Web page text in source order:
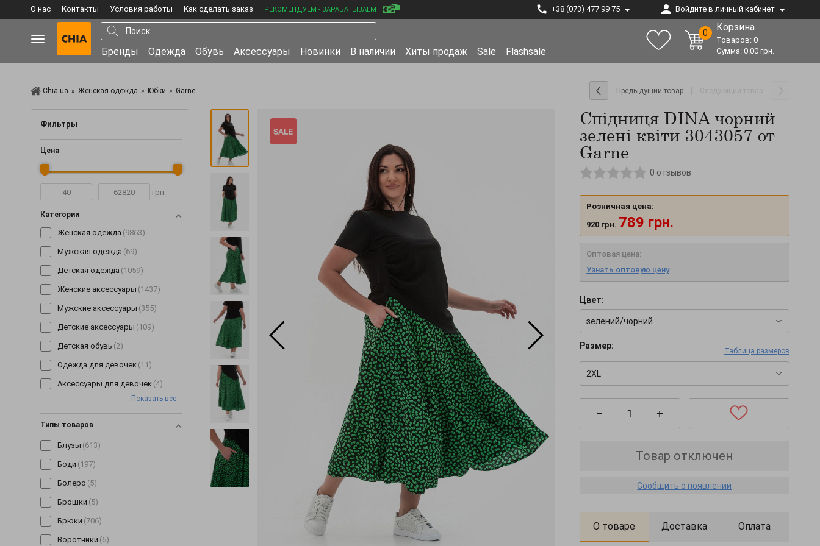
О нас Контакты Условия работы Как сделать заказ РЕКОМЕНДУЕМ - ЗАРАБАТЫВАЕМ +38 (073) 477 99 75 Войдите в личный кабинет
Бренды Одежда Обувь Аксессуары Новинки В наличии Хиты продаж Sale Flashsale
0 Корзина
Товаров: 0
Сумма: 0.00 грн.
Chia.ua » Женская одежда » Юбки » Garne Предыдущий товар
Фильтры
Цена
- грн.
Категории
Женская одежда (9863)
Мужская одежда (69)
Детская одежда (1059)
Женские аксессуары (1437)
Мужские аксессуары (355)
Детские аксессуары (109)
Детская обувь (2)
Одежда для девочек (11)
Аксессуары для девочек (4)
Показать все
Типы товаров
Блузы (613)
Боди (197)
Болеро (5)
Брошки (5)
Брюки (706)
Воротники (6)
Спідниця DINA чорний
зелені квіти 3043057 от
Garne
0 отзывов
Розничная цена:
920 грн. 789 грн.
Оптовая цена:
Узнать оптовую цену
Цвет:
зелений/чорний
Размер:
Таблица размеров
2XL
– +
Товар отключен
Сообщить о появлении
О товаре Доставка Оплата